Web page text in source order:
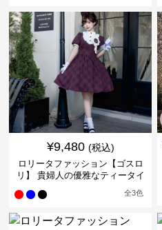
¥9,480 (税込)
ロリータファッション【ゴスロ
リ】 貴婦人の優雅なティータイ
全3色